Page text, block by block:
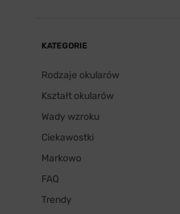
KATEGORIE
Rodzaje okularów
Kształt okularów
Wady wzroku
Ciekawostki
Markowo
FAQ
Trendy